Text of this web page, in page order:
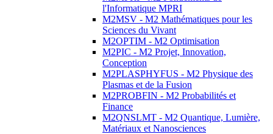
l'Informatique MPRI
M2MSV - M2 Mathématiques pour les
Sciences du Vivant
M2OPTIM - M2 Optimisation
M2PIC - M2 Projet, Innovation,
Conception
M2PLASPHYFUS - M2 Physique des
Plasmas et de la Fusion
M2PROBFIN - M2 Probabilités et
Finance
M2QNSLMT - M2 Quantique, Lumière,
Matériaux et Nanosciences